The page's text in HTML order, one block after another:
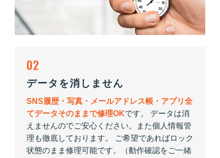
02
データを消しません
SNS履歴・写真・メールアドレス帳・アプリ全
てデータそのままで修理OKです。 データは消
えませんのでご安心ください。また個人情報管
理も徹底しております。 ご希望であればロック
状態のまま修理可能です。（動作確認をご一緒